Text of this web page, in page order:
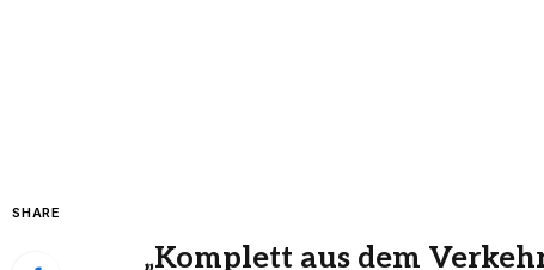
SHARE
„Komplett aus dem